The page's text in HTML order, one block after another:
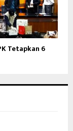
Tetapkan 6